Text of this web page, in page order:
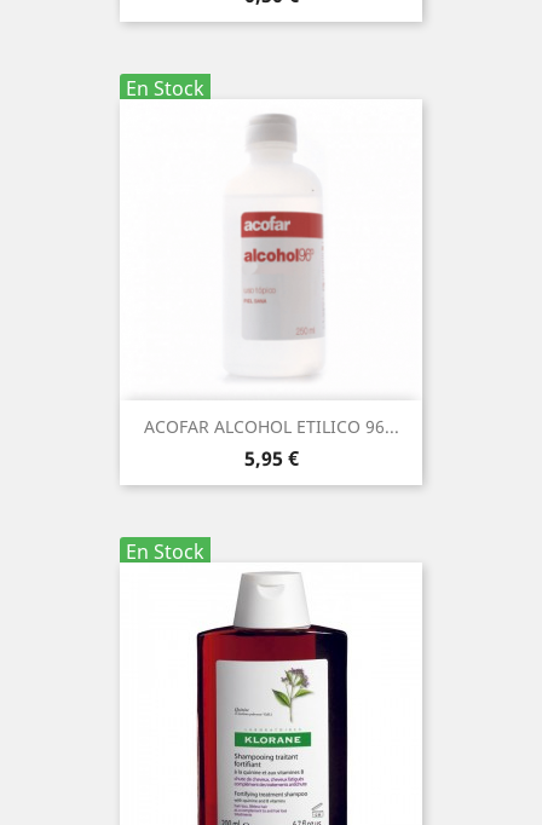
En Stock
ACOFAR ALCOHOL ETILICO 96...
Precio
5,95 €
En Stock